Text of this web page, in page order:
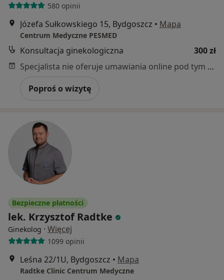
580 opinii
Józefa Sułkowskiego 15, Bydgoszcz • Mapa
Centrum Medyczne PESMED
Konsultacja ginekologiczna
300 zł
Specjalista nie oferuje umawiania online pod tym adresem.
Poproś o wizytę
Bezpieczne płatności
lek. Krzysztof Radtke
Ginekolog · Więcej
1099 opinii
Leśna 22/1U, Bydgoszcz • Mapa
Radtke Clinic Centrum Medyczne